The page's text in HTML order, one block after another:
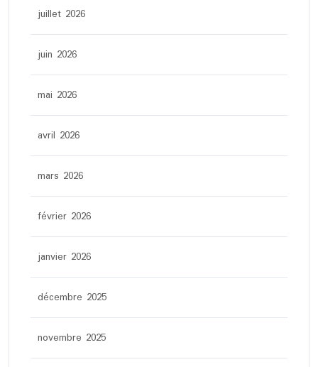
juillet 2026
juin 2026
mai 2026
avril 2026
mars 2026
février 2026
janvier 2026
décembre 2025
novembre 2025